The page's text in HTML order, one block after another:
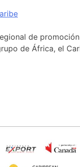
de
de África, el